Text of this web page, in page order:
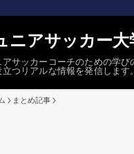
ニアサッカー大
アサッカーコーチのための学び
つリアルな情報を発信します。
まとめ記事